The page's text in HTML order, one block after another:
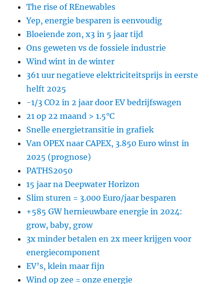
The rise of REnewables
Yep, energie besparen is eenvoudig
Bloeiende zon, x3 in 5 jaar tijd
Ons geweten vs de fossiele industrie
Wind wint in de winter
361 uur negatieve elektriciteitsprijs in eerste
helft 2025
-1/3 CO2 in 2 jaar door EV bedrijfswagen
21 op 22 maand > 1.5°C
Snelle energietransitie in grafiek
Van OPEX naar CAPEX, 3.850 Euro winst in
2025 (prognose)
PATHS2050
15 jaar na Deepwater Horizon
Slim sturen = 3.000 Euro/jaar besparen
+585 GW hernieuwbare energie in 2024:
grow, baby, grow
3x minder betalen en 2x meer krijgen voor
energiecomponent
EV’s, klein maar fijn
Wind op zee = onze energie